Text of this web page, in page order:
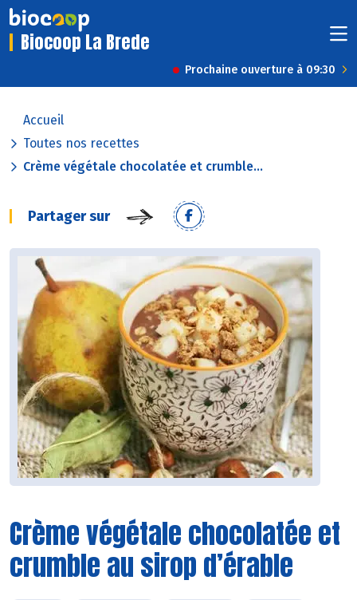
Biocoop La Brede
Prochaine ouverture à 09:30
Accueil
Toutes nos recettes
Crème végétale chocolatée et crumble...
Partager sur
Crème végétale chocolatée et
crumble au sirop d’érable